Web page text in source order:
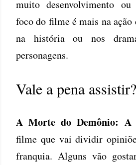
muito desenvolvimento
foco do filme é mais na
na história ou nos
personagens.
Vale a pena assistir?
A Morte do Demônio: A
filme que vai dividir
franquia. Alguns vão